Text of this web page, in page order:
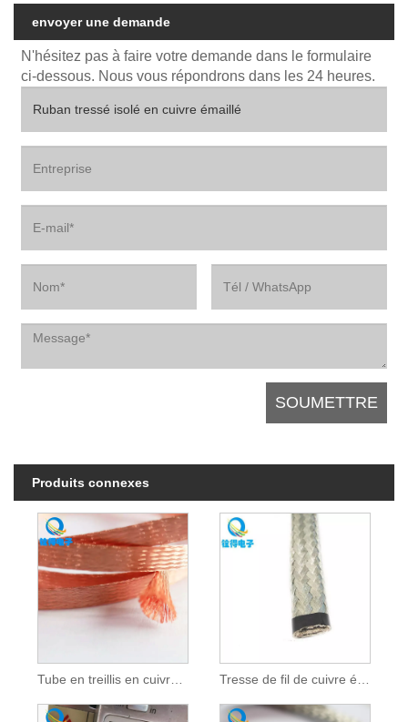
envoyer une demande
N'hésitez pas à faire votre demande dans le formulaire
ci-dessous. Nous vous répondrons dans les 24 heures.
Produits connexes
Tube en treillis en cuivre tressé flexible Tresse de fil de cuivre étamé